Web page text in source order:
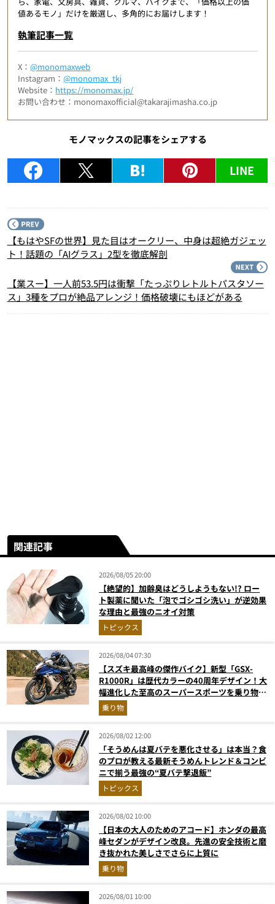
値あるモノ」だけを厳選し、多角的にお届けします！
執筆記事一覧
X：@monomaxweb
Instagram：@monomax_tkj
Website： https://monomax.jp/
お問い合わせ：monomaxofficial@takarajimasha.co.jp
モノマックスの記事をシェアする
LINE
【もはやSFの世界】見た目はオークリー、中身は超絶ガジェッ
ト！話題の「AIグラス」2型を徹底解剖
【業スー】一人前53.5円は衝撃「たっぷりレトルトパスタソー
ス」3種をプロが絶品アレンジ！価格破壊にもほどがある
関連記事
2026/08/05 20:00
【絶望的】加齢臭はどうしようもない!? ロー
ト製薬に聞いた「泡でゴシゴシ洗い」が逆効果
な理由と最強のニオイ対策
トピックス
2026/08/04 07:30
【スズキ最高峰の傑作バイク】新型「GSX-
R1000R」は歴代カラーの40周年デザイン！大
幅進化した至高のスーパースポーツを乗り物ラ
イターが解説
乗り物
2026/08/02 12:00
「そうめんは夏バテを悪化させる」は本当？食
のプロが教える最新そうめんトレンド＆コンビ
ニで揃う最強の“夏バテ撃退飯”
トピックス
2026/08/02 10:00
【日本の大人のためのアコード】ホンダの最高
峰セダンがデザイン改良。先進の安全技術と磨
き抜かれた美しさでさらに上質に
乗り物
2026/08/01 10:00